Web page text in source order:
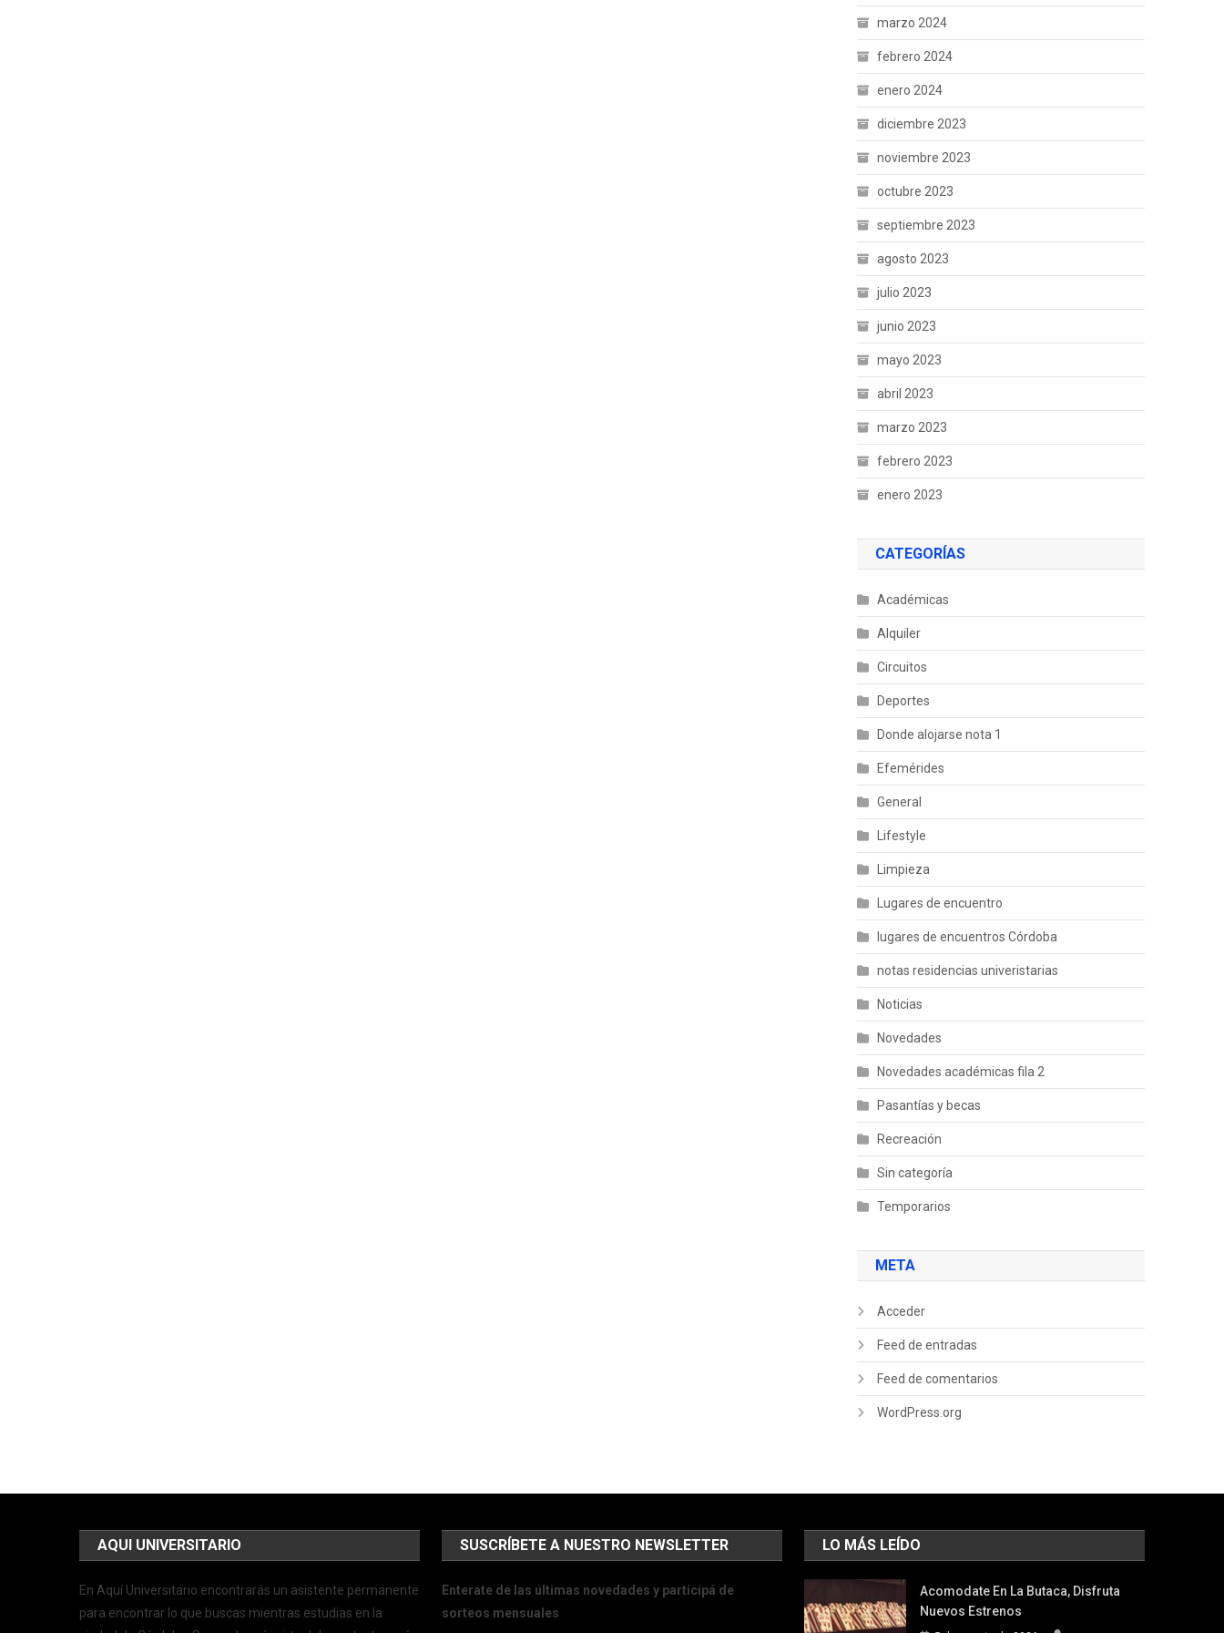
marzo 2024
febrero 2024
enero 2024
diciembre 2023
noviembre 2023
octubre 2023
septiembre 2023
agosto 2023
julio 2023
junio 2023
mayo 2023
abril 2023
marzo 2023
febrero 2023
enero 2023
CATEGORÍAS
Académicas
Alquiler
Circuitos
Deportes
Donde alojarse nota 1
Efemérides
General
Lifestyle
Limpieza
Lugares de encuentro
lugares de encuentros Córdoba
notas residencias univeristarias
Noticias
Novedades
Novedades académicas fila 2
Pasantías y becas
Recreación
Sin categoría
Temporarios
META
Acceder
Feed de entradas
Feed de comentarios
WordPress.org
AQUI UNIVERSITARIO
En Aquí Universitario encontrarás un asistente permanente
para encontrar lo que buscas mientras estudias en la
SUSCRÍBETE A NUESTRO NEWSLETTER
Enterate de las últimas novedades y participá de
sorteos mensuales
LO MÁS LEÍDO
Acomodate En La Butaca, Disfruta
Nuevos Estrenos